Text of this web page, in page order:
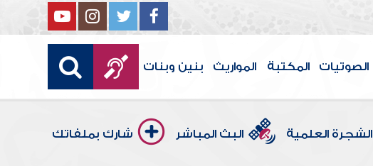
الصوتيات المكتبة المواريث بنين وبنات
الشجرة العلمية البث المباشر شارك بملفاتك